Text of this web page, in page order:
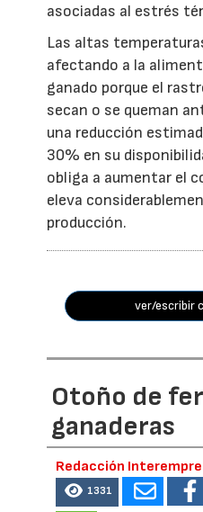
asociadas al estrés
Las altas
afectando a la
ganado porque el
secan o se queman
una reducción
30% en su
obliga a aumentar el
eleva
producción.
ver/escribir
Otoño de
ganaderas
Redacción
1331